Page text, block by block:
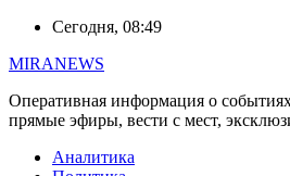
Сегодня, 08:49
MIRANEWS
Оперативная информация о
прямые эфиры, вести с мест,
Аналитика